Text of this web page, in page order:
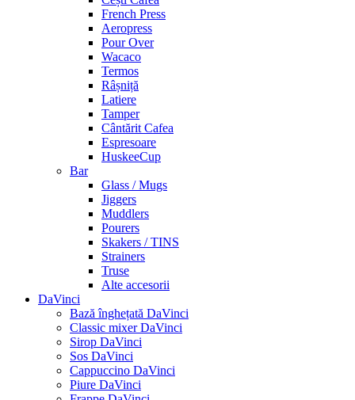
French Press
Aeropress
Pour Over
Wacaco
Termos
Râșniță
Latiere
Tamper
Cântărit Cafea
Espresoare
HuskeeCup
Bar
Glass / Mugs
Jiggers
Muddlers
Pourers
Skakers / TINS
Strainers
Truse
Alte accesorii
DaVinci
Bază înghețată DaVinci
Classic mixer DaVinci
Sirop DaVinci
Sos DaVinci
Cappuccino DaVinci
Piure DaVinci